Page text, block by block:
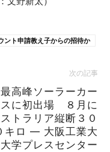
ント申請教え子からの招待か
次の記事
高峰ソーラーカー
に初出場 ８月に
トラリア縦断３０
キロ — 大阪工業大
学プレスセンター